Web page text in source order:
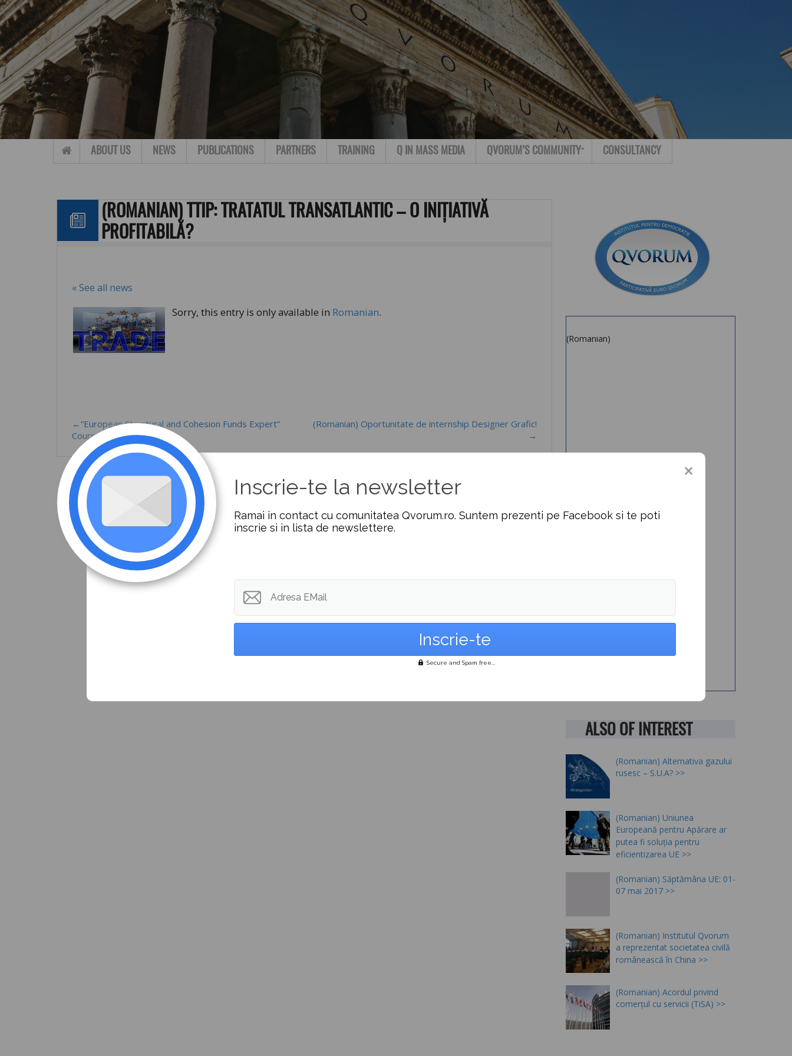
Skip to content
ABOUT US NEWS PUBLICATIONS PARTNERS TRAINING Q IN MASS MEDIA QVORUM’S COMMUNITY CONSULTANCY
(ROMANIAN) TTIP: TRATATUL TRANSATLANTIC – O INIȚIATIVĂ
PROFITABILĂ?
« See all news
Sorry, this entry is only available in Romanian.
←“European Structural and Cohesion Funds Expert”
Course
(Romanian) Oportunitate de internship Designer Grafic!
→
(Romanian)
ALSO OF INTEREST
(Romanian) Alternativa gazului
rusesc – S.U.A?
(Romanian) Uniunea
Europeană pentru Apărare ar
putea fi soluția pentru
eficientizarea UE
(Romanian) Săptămâna UE: 01-
07 mai 2017
(Romanian) Institutul Qvorum
a reprezentat societatea civilă
românească în China
(Romanian) Acordul privind
comerțul cu servicii (TiSA)
Inscrie-te la newsletter
Ramai in contact cu comunitatea Qvorum.ro. Suntem prezenti pe Facebook si te poti
inscrie si in lista de newslettere.
Adresa EMail
Secure and Spam free...